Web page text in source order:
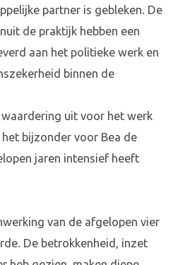
partner is gebleken. De
de praktijk hebben een
aan het politieke werk en
binnen de
uit voor het werk
bijzonder voor Bea de
jaren intensief heeft
van de afgelopen vier
De betrokkenheid, inzet